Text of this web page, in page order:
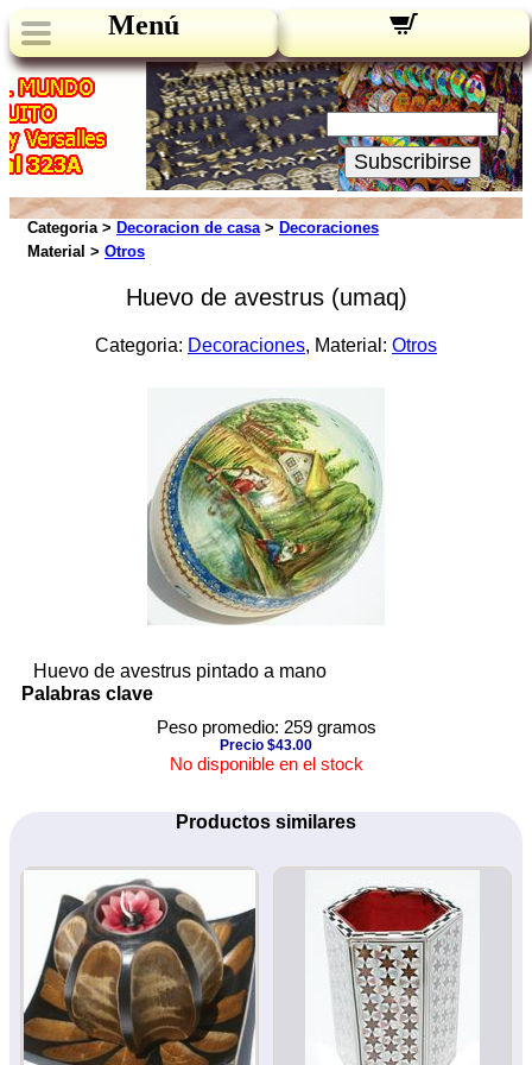
Menú
Novedades:
Su Email:
Subscribirse
Categoria > Decoracion de casa> Decoraciones
Material > Otros
Huevo de avestrus (umaq)
Categoria: Decoraciones, Material: Otros
Huevo de avestrus pintado a mano
Palabras clave
Peso promedio: 259 gramos
Precio $43.00
No disponible en el stock
Productos similares